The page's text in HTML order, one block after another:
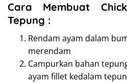
Cara Membuat
Tepung :
Rendam ayam dalam
merendam
Campurkan bahan
ayam fillet kedalam